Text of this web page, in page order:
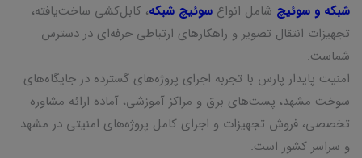
شبکه و سوئیچ شامل انواع سوئیچ شبکه، کابل‌کشی ساخت‌یافته،
تجهیزات انتقال تصویر و راهکارهای ارتباطی حرفه‌ای در دسترس
شماست.
امنیت پایدار پارس با تجربه اجرای پروژه‌های گسترده در جایگاه‌های
سوخت مشهد، پست‌های برق و مراکز آموزشی، آماده ارائه مشاوره
تخصصی، فروش تجهیزات و اجرای کامل پروژه‌های امنیتی در مشهد
و سراسر کشور است.